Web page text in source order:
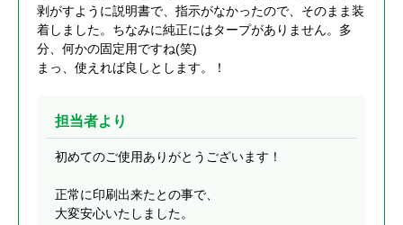
剥がすように説明書で、指示がなかったので、そのまま装
着しました。ちなみに純正にはタープがありません。多
分、何かの固定用ですね(笑)
まっ、使えれば良しとします。！
担当者より
初めてのご使用ありがとうございます！
正常に印刷出来たとの事で、
大変安心いたしました。